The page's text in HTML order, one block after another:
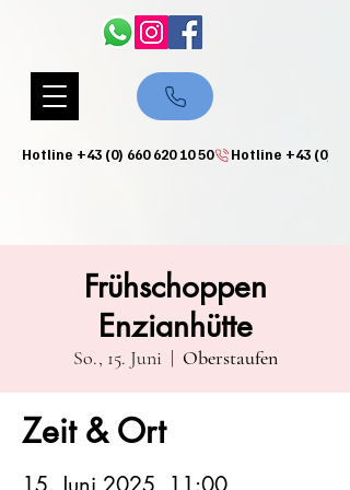
Hotline +43 (0) 660 620 10 50
Frühschoppen
Enzianhütte
So., 15. Juni
  |
Oberstaufen
Zeit & Ort